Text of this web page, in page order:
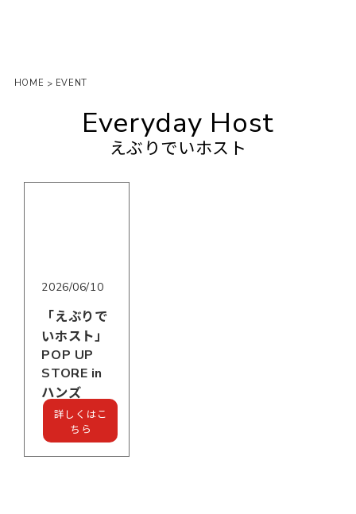
HOME > EVENT
Everyday Host
えぶりでいホスト
2026/06/10
「えぶりで
いホスト」
POP UP
STORE in
ハンズ
詳しくはこ
ちら